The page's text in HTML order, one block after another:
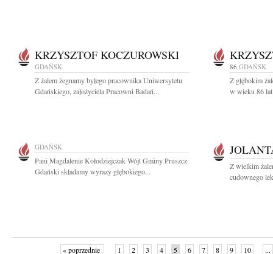
KRZYSZTOF KOCZUROWSKI
GDAŃSK
Z żalem żegnamy byłego pracownika Uniwersytetu
Gdańskiego, założyciela Pracowni Badań...
86 GDAŃSK
Z głębokim
w wieku 86 lat
GDAŃSK
Pani Magdalenie Kołodziejczak Wójt Gminy Pruszcz
Gdański składamy wyrazy głębokiego...
Z wielkim
cudownego
« poprzednie 1 2 3 4 5 6 7 8 9 10 ...